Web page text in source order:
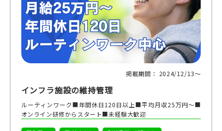
掲載期間： 2024/12/13〜
インフラ施設の維持管理
ルーティンワーク■年間休日120日以上■平均月収25万円～■
オンライン研修からスタート■未経験大歓迎